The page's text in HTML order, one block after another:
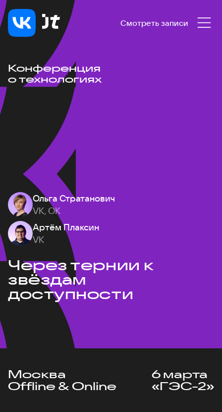
Смотреть записи
Конференция
о технологиях
Ольга Стратанович
VK, ОК
Артём Плаксин
VK
Через тернии к
звёздам
доступности
Москва
Offline & Online
6 марта
«ГЭС-2»